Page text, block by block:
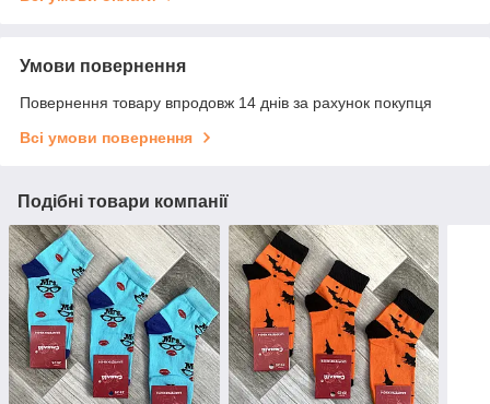
Умови повернення
Повернення товару впродовж 14 днів за рахунок покупця
Всі умови повернення
Подібні товари компанії